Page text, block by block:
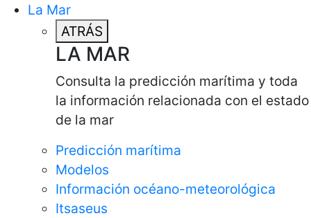
La Mar
ATRÁS
LA MAR
Consulta la predicción marítima y toda
la información relacionada con el estado
de la mar
Predicción marítima
Modelos
Información océano-meteorológica
Itsaseus